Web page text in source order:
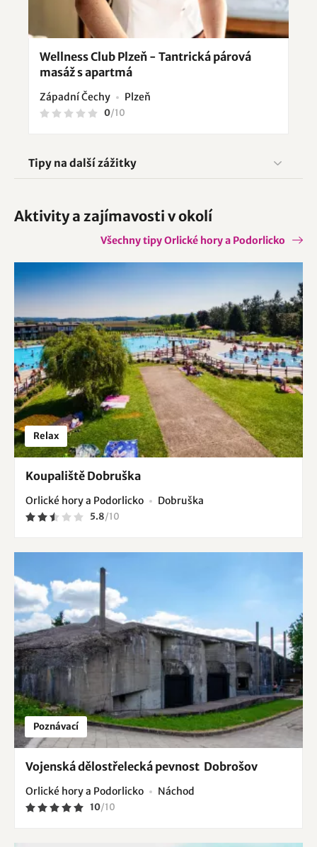
Wellness Club Plzeň - Tantrická párová
masáž s apartmá
Západní Čechy Plzeň
0/10
Tipy na další zážitky
Aktivity a zajímavosti v okolí
Všechny tipy Orlické hory a Podorlicko
Relax
Koupaliště Dobruška
Orlické hory a Podorlicko Dobruška
5.8/10
Poznávací
Vojenská dělostřelecká pevnost Dobrošov
Orlické hory a Podorlicko Náchod
10/10